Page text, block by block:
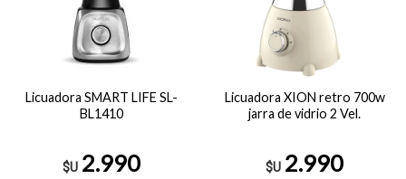
Licuadora SMART LIFE SL-
BL1410
$U 2.990
Licuadora XION retro 700w
jarra de vidrio 2 Vel.
$U 2.990